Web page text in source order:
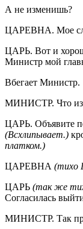
А не изменишь?
ЦАРЕВНА. Мое
ЦАРЬ. Вот и
Министр мой
Вбегает Министр.
МИНИСТР. Что
ЦАРЬ. Объявите
(Всхлипывает.)
платком.)
ЦАРЕВНА (тихо
ЦАРЬ (так же
Согласилась
МИНИСТР. Так